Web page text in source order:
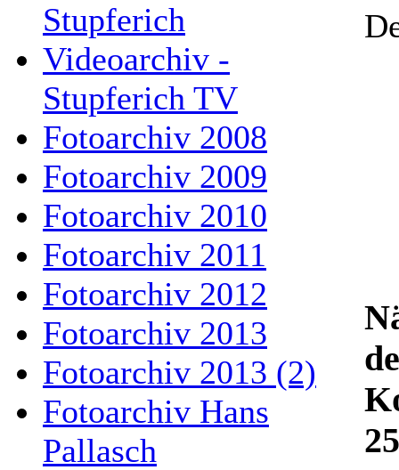
Stupferich
Videoarchiv -
Stupferich TV
Fotoarchiv 2008
Fotoarchiv 2009
Fotoarchiv 2010
Fotoarchiv 2011
Fotoarchiv 2012
Fotoarchiv 2013
Fotoarchiv 2013 (2)
Fotoarchiv Hans
Pallasch